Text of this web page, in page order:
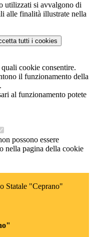
utilizzati si avvalgono di
alle finalità illustrate nella
tutti i cookies
cookie consentire.
il funzionamento della
al funzionamento potete
possono essere
nella pagina della cookie
Statale "Ceprano"